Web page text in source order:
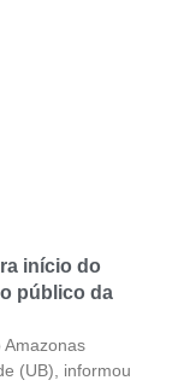
início do
público da
Amazonas
(UB), informou